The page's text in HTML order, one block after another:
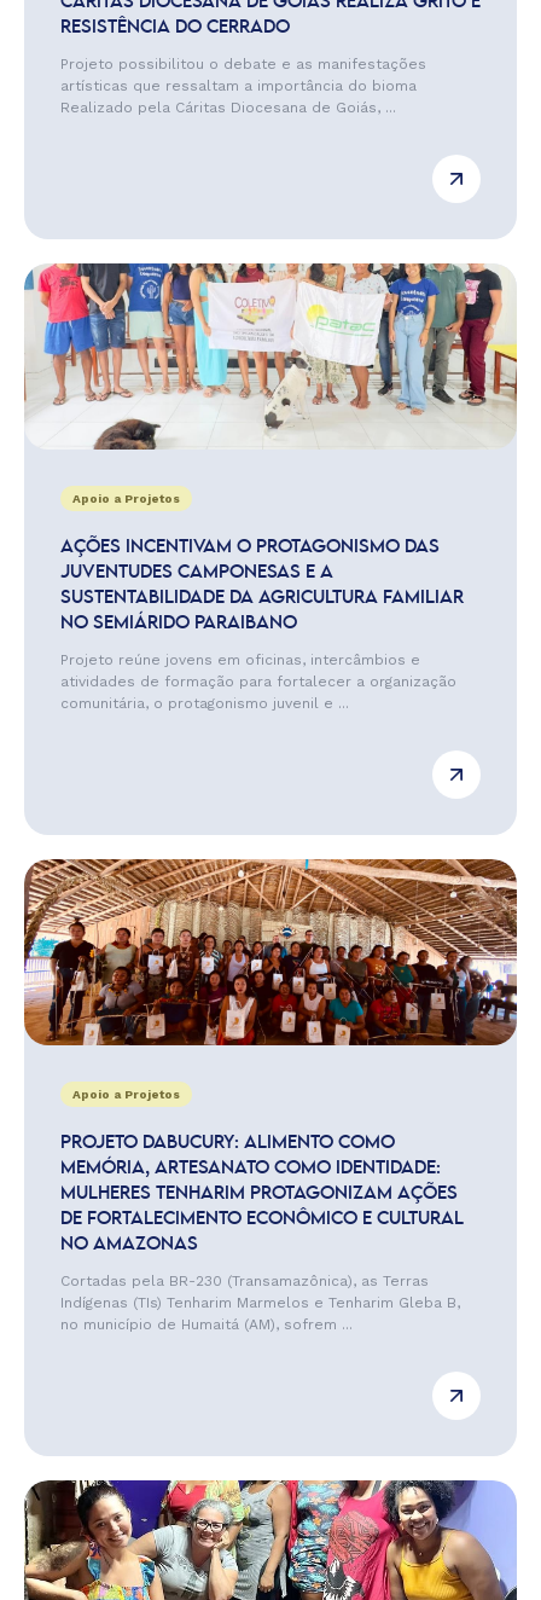
RESISTÊNCIA DO CERRADO
Projeto possibilitou o debate e as manifestações
artísticas que ressaltam a importância do bioma
Realizado pela Cáritas Diocesana de Goiás, ...
Apoio a Projetos
AÇÕES INCENTIVAM O PROTAGONISMO DAS
JUVENTUDES CAMPONESAS E A
SUSTENTABILIDADE DA AGRICULTURA FAMILIAR
NO SEMIÁRIDO PARAIBANO
Projeto reúne jovens em oficinas, intercâmbios e
atividades de formação para fortalecer a organização
comunitária, o protagonismo juvenil e ...
Apoio a Projetos
PROJETO DABUCURY: ALIMENTO COMO
MEMÓRIA, ARTESANATO COMO IDENTIDADE:
MULHERES TENHARIM PROTAGONIZAM AÇÕES
DE FORTALECIMENTO ECONÔMICO E CULTURAL
NO AMAZONAS
Cortadas pela BR-230 (Transamazônica), as Terras
Indígenas (TIs) Tenharim Marmelos e Tenharim Gleba B,
no município de Humaitá (AM), sofrem ...